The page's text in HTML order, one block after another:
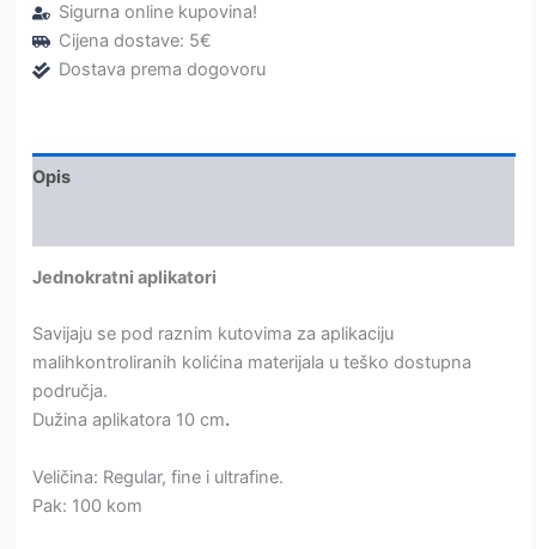
Sigurna online kupovina!
Cijena dostave: 5€
Dostava prema dogovoru
Opis
Jednokratni aplikatori
Savijaju se pod raznim kutovima za aplikaciju
malihkontroliranih kolićina materijala u teško dostupna
područja.
Dužina aplikatora 10 cm.
Veličina: Regular, fine i ultrafine.
Pak: 100 kom